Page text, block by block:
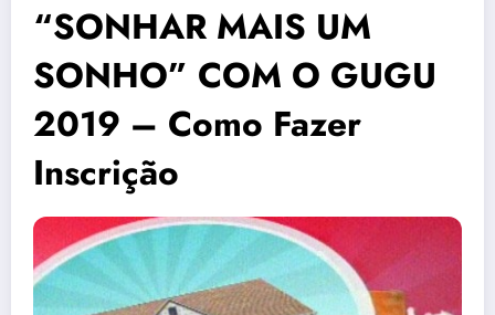
“SONHAR MAIS UM
SONHO” COM O GUGU
2019 – Como Fazer
Inscrição